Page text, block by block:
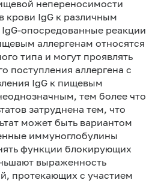
непереносимости
крови IgG к различным
опосредованные реакции
аллергенам относятся
типа и могут проявлять
поступления аллергена с
IgG к пищевым
тем более что
затруднена тем, что
может быть вариантом
иммуноглобулины
функции блокирующих
выраженность
протекающих с участием